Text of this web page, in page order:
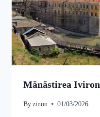
Mănăstirea Iviron
Byzinon 01/03/2026